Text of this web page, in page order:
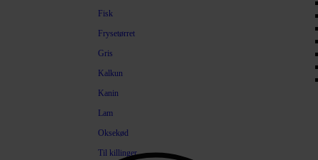
Fisk
Frysetørret
Gris
Kalkun
Kanin
Lam
Oksekød
Til killinger